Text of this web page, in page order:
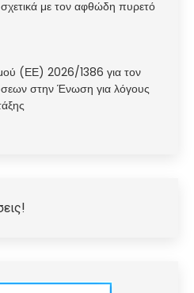
με τον αφθώδη πυρετό
(ΕΕ) 2026/1386 για τον
στην Ένωση για λόγους